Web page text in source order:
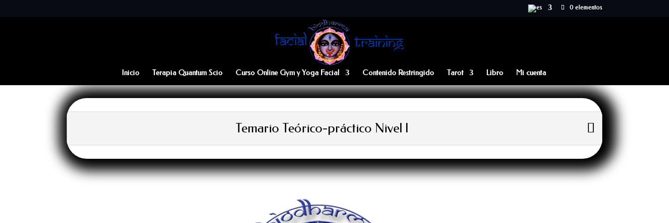
0 elementos
Inicio Terapia Quantum Scio Curso Online Gym y Yoga Facial Contenido Restringido Tarot Libro Mi cuenta
Temario Teórico-práctico Nivel I